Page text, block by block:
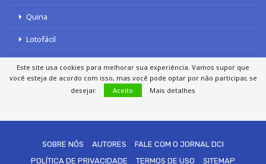
Quina
Lotofácil
Tele sena
SOBRE NÓS AUTORES
FALE COM O JORNAL DCI
POLÍTICA DE PRIVACIDADE
TERMOS DE USO SITEMAP
Este site usa cookies para melhorar sua experiência. Vamos supor que
você esteja de acordo com isso, mas você pode optar por não participar, se
desejar.
Aceito Mais detalhes